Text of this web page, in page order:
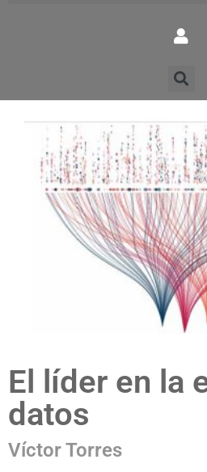
El líder en la
datos
Víctor Torres